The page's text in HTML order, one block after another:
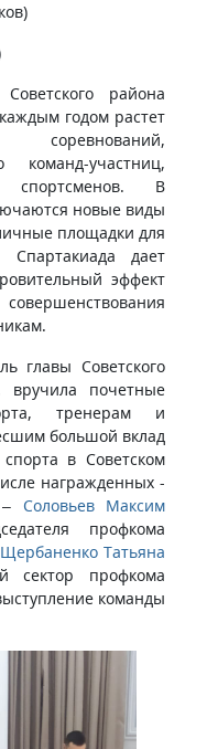
района
годом растет
соревнований,
команд-участниц,
спортсменов. В
новые виды
площадки для
Спартакиада дает
эффект
главы Советского
вручила почетные
тренерам и
большой вклад
в Советском
награжденных -
Соловьев Максим
профкома
Щербаненко Татьяна
сектор профкома
команды